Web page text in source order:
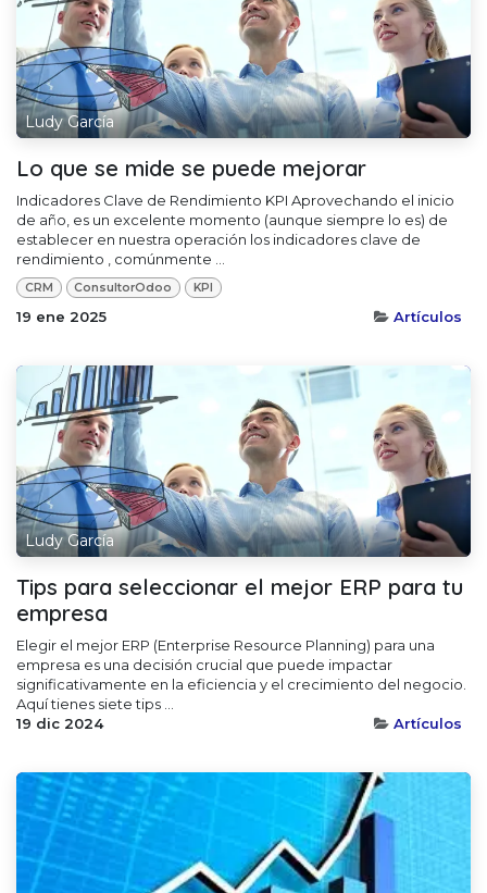
Ludy García
Lo que se mide se puede mejorar
Indicadores Clave de Rendimiento KPI Aprovechando el inicio
de año, es un excelente momento (aunque siempre lo es) de
establecer en nuestra operación los indicadores clave de
rendimiento , comúnmente ...
CRM ConsultorOdoo KPI
19 ene 2025 Artículos
Ludy García
Tips para seleccionar el mejor ERP para tu
empresa
Elegir el mejor ERP (Enterprise Resource Planning) para una
empresa es una decisión crucial que puede impactar
significativamente en la eficiencia y el crecimiento del negocio.
Aquí tienes siete tips ...
19 dic 2024
Artículos